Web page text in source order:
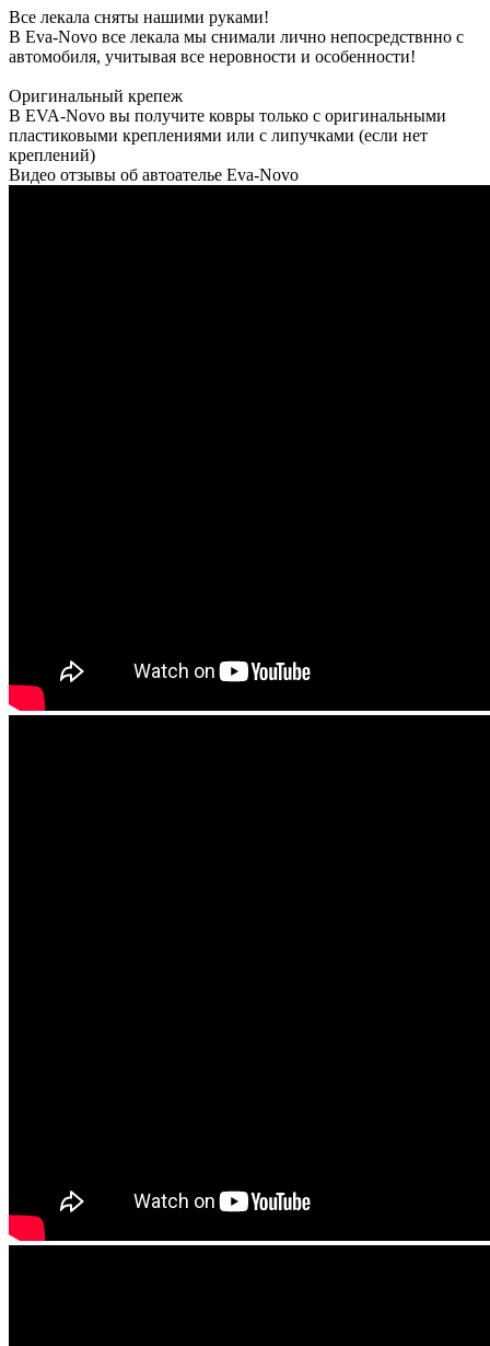
Все лекала сняты нашими руками!
В Eva-Novo все лекала мы снимали лично непосредствнно с
автомобиля, учитывая все неровности и особенности!
Оригинальный крепеж
В EVA-Novo вы получите ковры только с оригинальными
пластиковыми креплениями или с липучками (если нет
креплений)
Видео отзывы об автоателье Eva-Novo